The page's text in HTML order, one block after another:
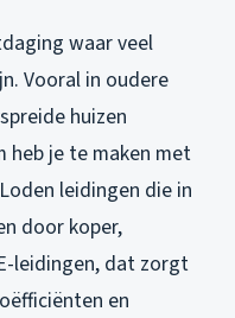
waar veel
Vooral in oudere
huizen
heb je te maken met
leidingen die in
door koper,
leidingen, dat zorgt
en